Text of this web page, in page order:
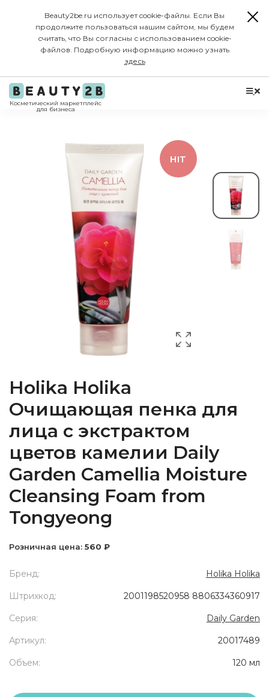
Beauty2be.ru использует cookie-файлы. Если Вы
продолжите пользоваться нашим сайтом, мы будем
считать, что Вы согласны с использованием cookie-
файлов. Подробную информацию можно узнать
здесь
Косметический маркетплейс
для бизнеса
HIT
Holika Holika
Очищающая пенка для
лица с экстрактом
цветов камелии Daily
Garden Camellia Moisture
Cleansing Foam from
Tongyeong
Розничная цена: 560 ₽
Бренд: Holika Holika
Штрихкод: 2001198520958 8806334360917
Серия: Daily Garden
Артикул: 20017489
Объем: 120 мл